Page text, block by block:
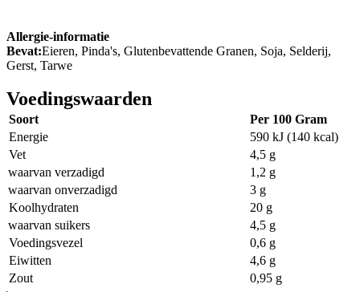
Allergie-informatie
Bevat:Eieren, Pinda's, Glutenbevattende Granen, Soja, Selderij,
Gerst, Tarwe
Voedingswaarden
Soort
Per 100 Gram
Energie
590 kJ (140 kcal)
Vet
4,5 g
waarvan verzadigd
1,2 g
waarvan onverzadigd
3 g
Koolhydraten
20 g
waarvan suikers
4,5 g
Voedingsvezel
0,6 g
Eiwitten
4,6 g
Zout
0,95 g